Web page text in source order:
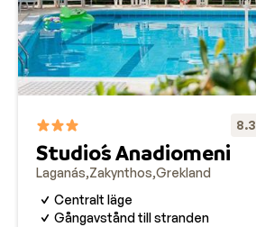
8.3
Studio´s Anadiomeni
Laganás Zakynthos Grekland
Centralt läge
Gångavstånd till stranden